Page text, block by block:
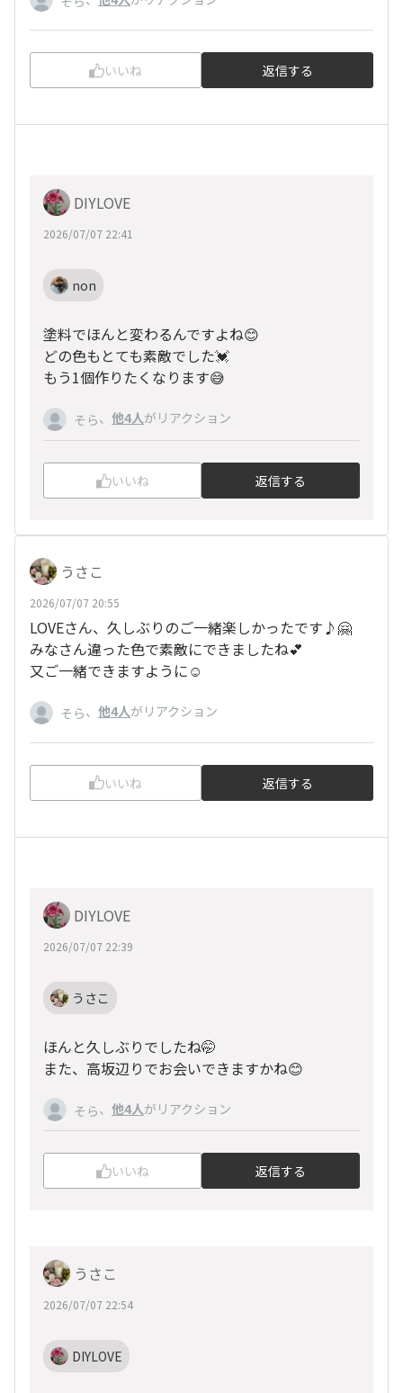
いいね 返信する
DIYLOVE
2026/07/07 22:41
non
塗料でほんと変わるんですよね😊
どの色もとても素敵でした💓
もう1個作りたくなります😅
そら、 他4人がリアクション
いいね 返信する
うさこ
2026/07/07 20:55
LOVEさん、久しぶりのご一緒楽しかったです♪🤗
みなさん違った色で素敵にできましたね💕
又ご一緒できますように☺️
そら、 他4人がリアクション
いいね 返信する
DIYLOVE
2026/07/07 22:39
うさこ
ほんと久しぶりでしたね🤭
また、高坂辺りでお会いできますかね😊
そら、 他4人がリアクション
いいね 返信する
うさこ
2026/07/07 22:54
DIYLOVE